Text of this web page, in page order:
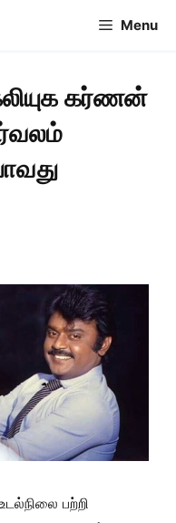
Menu
கர்ணன்
பற்றி